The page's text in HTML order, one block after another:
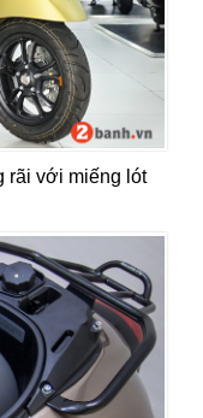
rãi với miếng lót